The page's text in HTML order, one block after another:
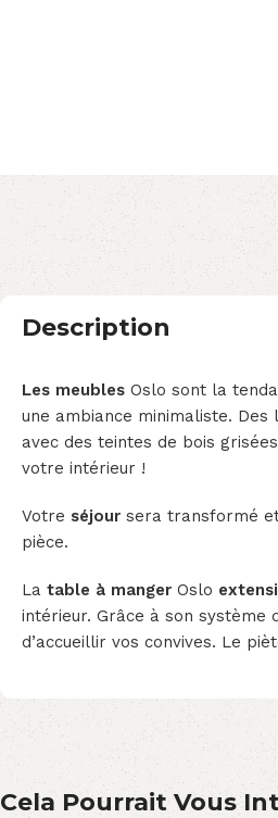
Description
Les meubles Oslo sont la
une ambiance minimaliste.
avec des teintes de bois
votre intérieur !
Votre séjour sera transformé
pièce.
La table à manger Oslo
intérieur. Grâce à son système
d’accueillir vos convives. Le
Cela Pourrait Vous